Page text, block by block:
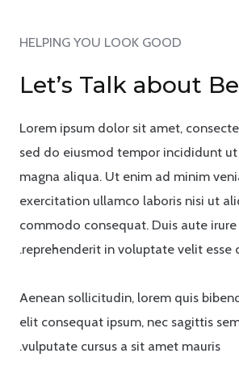
HELPING YOU LOOK GOOD
Let’s Talk about
Lorem ipsum dolor sit amet,
sed do eiusmod tempor incididunt
magna aliqua. Ut enim ad minim
exercitation ullamco laboris nisi ut
commodo consequat. Duis aute
reprehenderit in voluptate velit esse
Aenean sollicitudin, lorem quis
elit consequat ipsum, nec sagittis
vulputate cursus a sit amet mauris.